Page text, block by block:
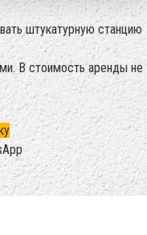
штукатурную станцию
В стоимость аренды не